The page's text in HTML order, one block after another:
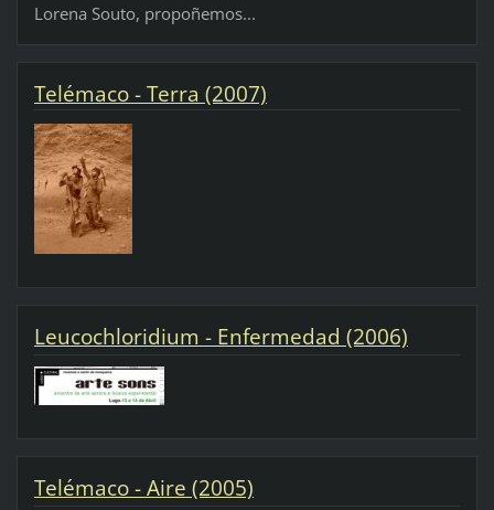
Lorena Souto, propoñemos...
Telémaco - Terra (2007)
Leucochloridium - Enfermedad (2006)
Telémaco - Aire (2005)